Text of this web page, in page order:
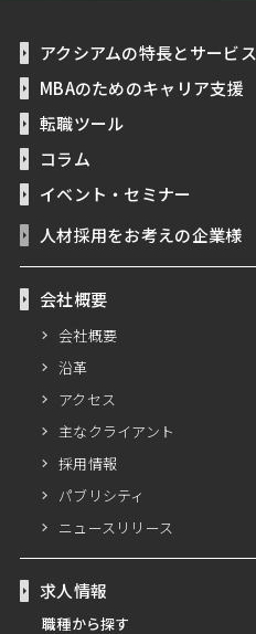
アクシアムの特長とサービス
MBAのためのキャリア支援
転職ツール
コラム
イベント・セミナー
人材採用をお考えの企業様
会社概要
会社概要
沿革
アクセス
主なクライアント
採用情報
パブリシティ
ニュースリリース
求人情報
職種から探す